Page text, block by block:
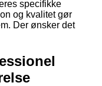
specifikke
og kvalitet gør
Der ønsker det